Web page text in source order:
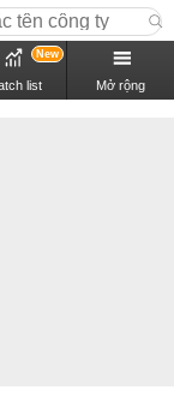
list
New
Mở rộng